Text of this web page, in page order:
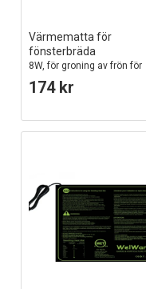
Värmematta för
fönsterbräda
8W, för groning av frön för
odling eller mikrogrönt, 10 x
52,5 cm, 1,8 meter sladd
174 kr